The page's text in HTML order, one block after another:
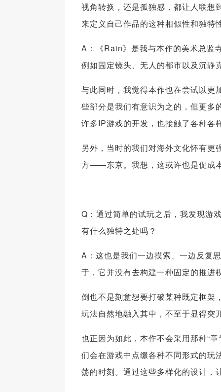
视角转换，还是孤独感，都让人联
来定义自己作品的这种相似性和独特
A：《Rain》是我与本作的美术总监
例如固定镜头、无人的都市以及沉静
与此同时，我觉得本作也在尝试以更
些部分是我们有意识为之的，但更
许多IP游戏的开发，也接触了各种各
另外，当时的我们对海外文化怀有
方——东京。我想，这或许也是促成
Q：通过简单的试玩之后，我发现游
有什么独特之处吗？
A：这也是我们一边摸索、一边反复
于，它并没有去构建一种固定的推进
倒也不是刻意想要打破某种既定框架
玩法自然地融入其中，不至于显得突
也正因为如此，本作不会采用那种“
们会在游戏中点缀各种不同形式的玩
荡的时刻。通过这些多样化的设计，